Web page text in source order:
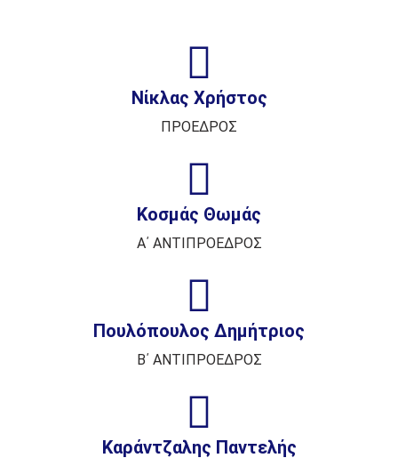
Νίκλας Χρήστος
ΠΡΟΕΔΡΟΣ
Κοσμάς Θωμάς
Α΄ ΑΝΤΙΠΡΟΕΔΡΟΣ
Πουλόπουλος Δημήτριος
Β΄ ΑΝΤΙΠΡΟΕΔΡΟΣ
Καράντζαλης Παντελής